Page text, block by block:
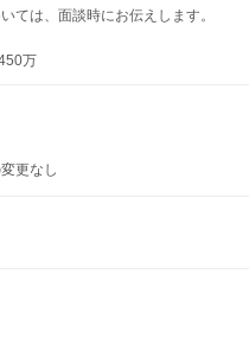
ては、面談時にお伝えします。
万
更なし